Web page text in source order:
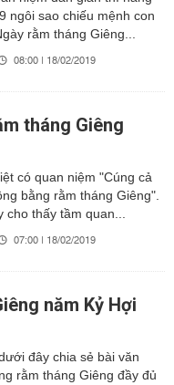
ngôi sao chiếu mệnh con
rằm tháng Giêng...
08:00 | 18/02/2019
tháng Giêng
có quan niệm "Cúng cả
bằng rằm tháng Giêng".
cho thấy tầm quan...
07:00 | 18/02/2019
năm Kỷ Hợi
đây chia sẻ bài văn
rằm tháng Giêng đầy đủ